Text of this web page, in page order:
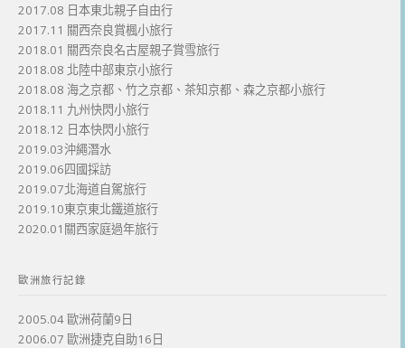
2017.08 日本東北親子自由行
2017.11 關西奈良賞楓小旅行
2018.01 關西奈良名古屋親子賞雪旅行
2018.08 北陸中部東京小旅行
2018.08 海之京都、竹之京都、茶知京都、森之京都小旅行
2018.11 九州快閃小旅行
2018.12 日本快閃小旅行
2019.03沖繩潛水
2019.06四國採訪
2019.07北海道自駕旅行
2019.10東京東北鐵道旅行
2020.01關西家庭過年旅行
歐洲旅行記錄
2005.04 歐洲荷蘭9日
2006.07 歐洲捷克自助16日